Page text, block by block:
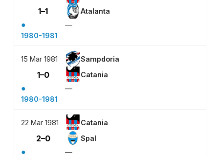
1–1 Atalanta
●
—
1980-1981
15 Mar 1981 Sampdoria
1–0 Catania
●
—
1980-1981
22 Mar 1981 Catania
2–0 Spal
●
—